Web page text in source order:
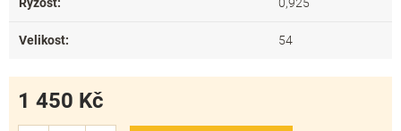
1 450 Kč
Velikost: 54